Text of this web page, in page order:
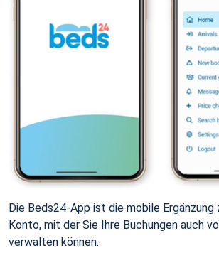
Die Beds24-App ist die mobile Ergänzung
Konto, mit der Sie Ihre Buchungen auch
verwalten können.